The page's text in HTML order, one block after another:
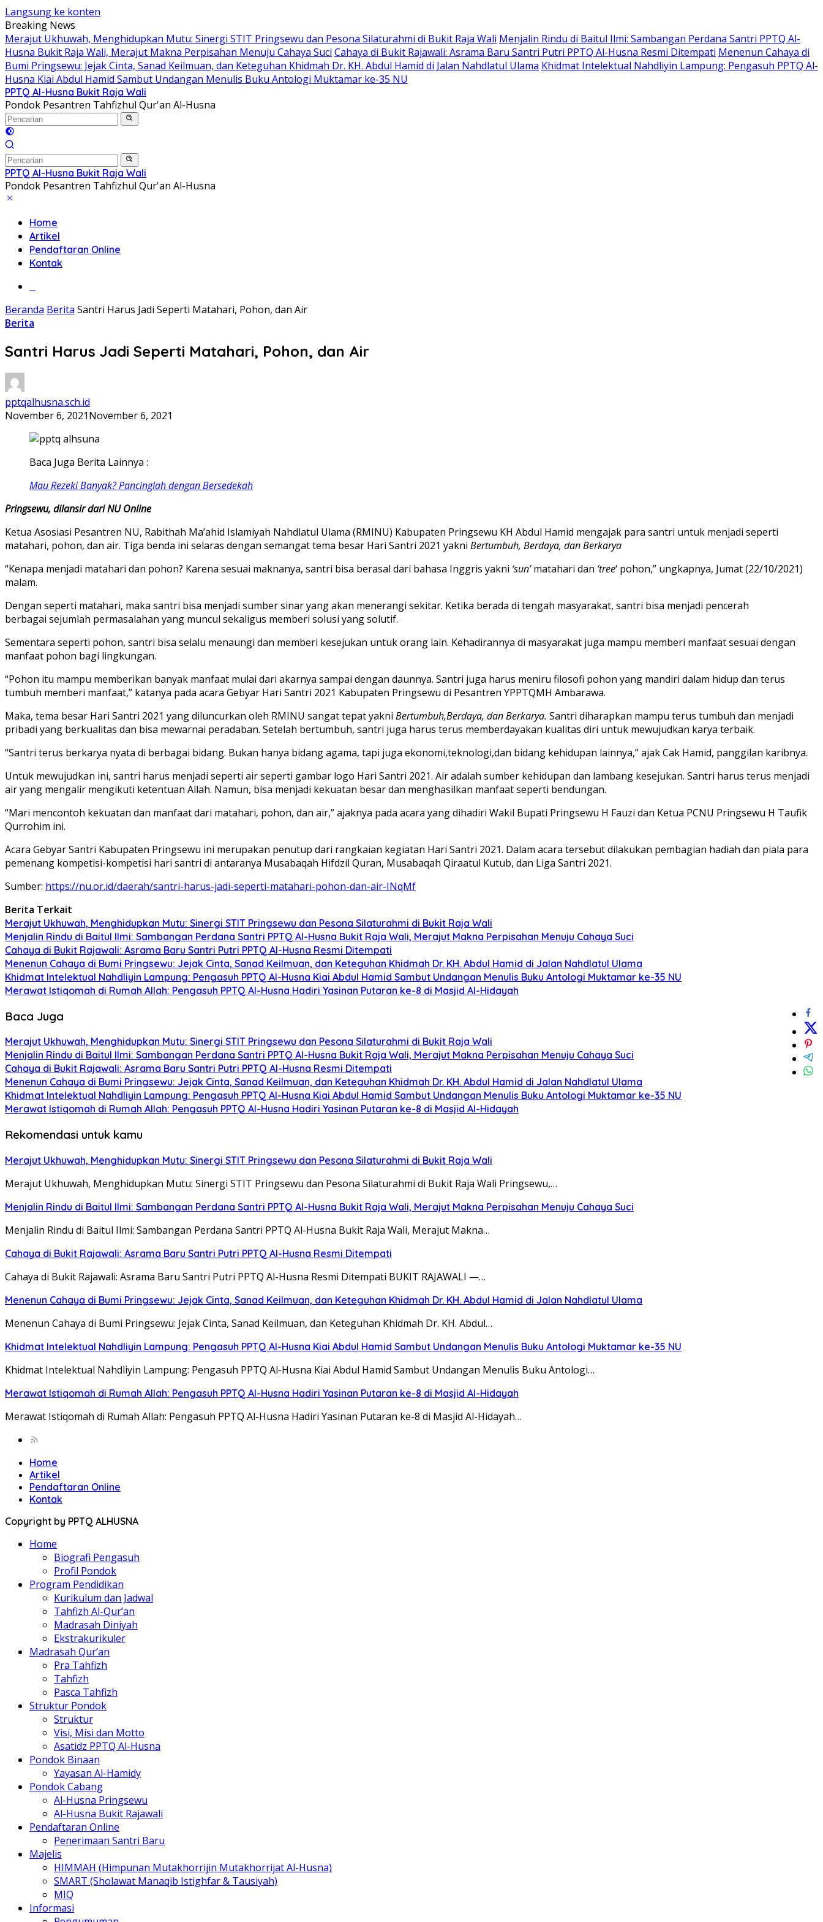
Langsung ke konten
Breaking News
Merajut Ukhuwah, Menghidupkan Mutu: Sinergi STIT Pringsewu dan Pesona Silaturahmi di Bukit Raja Wali Menjalin Rindu di Baitul Ilmi: Sambangan Perdana Santri PPTQ Al-
Husna Bukit Raja Wali, Merajut Makna Perpisahan Menuju Cahaya Suci Cahaya di Bukit Rajawali: Asrama Baru Santri Putri PPTQ Al-Husna Resmi Ditempati Menenun Cahaya di
Bumi Pringsewu: Jejak Cinta, Sanad Keilmuan, dan Keteguhan Khidmah Dr. KH. Abdul Hamid di Jalan Nahdlatul Ulama Khidmat Intelektual Nahdliyin Lampung: Pengasuh PPTQ Al-
Husna Kiai Abdul Hamid Sambut Undangan Menulis Buku Antologi Muktamar ke-35 NU
PPTQ Al-Husna Bukit Raja Wali
Pondok Pesantren Tahfizhul Qur'an Al-Husna
PPTQ Al-Husna Bukit Raja Wali
Pondok Pesantren Tahfizhul Qur'an Al-Husna
Home
Artikel
Pendaftaran Online
Kontak
Beranda Berita Santri Harus Jadi Seperti Matahari, Pohon, dan Air
Berita
Santri Harus Jadi Seperti Matahari, Pohon, dan Air
pptqalhusna.sch.id
November 6, 2021November 6, 2021
Baca Juga Berita Lainnya :
Mau Rezeki Banyak? Pancinglah dengan Bersedekah
Pringsewu, dilansir dari NU Online
Ketua Asosiasi Pesantren NU, Rabithah Ma’ahid Islamiyah Nahdlatul Ulama (RMINU) Kabupaten Pringsewu KH Abdul Hamid mengajak para santri untuk menjadi seperti
matahari, pohon, dan air. Tiga benda ini selaras dengan semangat tema besar Hari Santri 2021 yakni Bertumbuh, Berdaya, dan Berkarya
“Kenapa menjadi matahari dan pohon? Karena sesuai maknanya, santri bisa berasal dari bahasa Inggris yakni ‘sun’matahari dan ‘tree‘ pohon,” ungkapnya, Jumat (22/10/2021)
malam.
Dengan seperti matahari, maka santri bisa menjadi sumber sinar yang akan menerangi sekitar. Ketika berada di tengah masyarakat, santri bisa menjadi pencerah
berbagai sejumlah permasalahan yang muncul sekaligus memberi solusi yang solutif.
Sementara seperti pohon, santri bisa selalu menaungi dan memberi kesejukan untuk orang lain. Kehadirannya di masyarakat juga mampu memberi manfaat sesuai dengan
manfaat pohon bagi lingkungan.
“Pohon itu mampu memberikan banyak manfaat mulai dari akarnya sampai dengan daunnya. Santri juga harus meniru filosofi pohon yang mandiri dalam hidup dan terus
tumbuh memberi manfaat,” katanya pada acara Gebyar Hari Santri 2021 Kabupaten Pringsewu di Pesantren YPPTQMH Ambarawa.
Maka, tema besar Hari Santri 2021 yang diluncurkan oleh RMINU sangat tepat yakni Bertumbuh,Berdaya, dan Berkarya. Santri diharapkan mampu terus tumbuh dan menjadi
pribadi yang berkualitas dan bisa mewarnai peradaban. Setelah bertumbuh, santri juga harus terus memberdayakan kualitas diri untuk mewujudkan karya terbaik.
“Santri terus berkarya nyata di berbagai bidang. Bukan hanya bidang agama, tapi juga ekonomi,teknologi,dan bidang kehidupan lainnya,” ajak Cak Hamid, panggilan karibnya.
Untuk mewujudkan ini, santri harus menjadi seperti air seperti gambar logo Hari Santri 2021. Air adalah sumber kehidupan dan lambang kesejukan. Santri harus terus menjadi
air yang mengalir mengikuti ketentuan Allah. Namun, bisa menjadi kekuatan besar dan menghasilkan manfaat seperti bendungan.
“Mari mencontoh kekuatan dan manfaat dari matahari, pohon, dan air,” ajaknya pada acara yang dihadiri Wakil Bupati Pringsewu H Fauzi dan Ketua PCNU Pringsewu H Taufik
Qurrohim ini.
Acara Gebyar Santri Kabupaten Pringsewu ini merupakan penutup dari rangkaian kegiatan Hari Santri 2021. Dalam acara tersebut dilakukan pembagian hadiah dan piala para
pemenang kompetisi-kompetisi hari santri di antaranya Musabaqah Hifdzil Quran, Musabaqah Qiraatul Kutub, dan Liga Santri 2021.
Sumber: https://nu.or.id/daerah/santri-harus-jadi-seperti-matahari-pohon-dan-air-INqMf
Berita Terkait
Merajut Ukhuwah, Menghidupkan Mutu: Sinergi STIT Pringsewu dan Pesona Silaturahmi di Bukit Raja Wali
Menjalin Rindu di Baitul Ilmi: Sambangan Perdana Santri PPTQ Al-Husna Bukit Raja Wali, Merajut Makna Perpisahan Menuju Cahaya Suci
Cahaya di Bukit Rajawali: Asrama Baru Santri Putri PPTQ Al-Husna Resmi Ditempati
Menenun Cahaya di Bumi Pringsewu: Jejak Cinta, Sanad Keilmuan, dan Keteguhan Khidmah Dr. KH. Abdul Hamid di Jalan Nahdlatul Ulama
Khidmat Intelektual Nahdliyin Lampung: Pengasuh PPTQ Al-Husna Kiai Abdul Hamid Sambut Undangan Menulis Buku Antologi Muktamar ke-35 NU
Merawat Istiqomah di Rumah Allah: Pengasuh PPTQ Al-Husna Hadiri Yasinan Putaran ke-8 di Masjid Al-Hidayah
Baca Juga
Merajut Ukhuwah, Menghidupkan Mutu: Sinergi STIT Pringsewu dan Pesona Silaturahmi di Bukit Raja Wali
Menjalin Rindu di Baitul Ilmi: Sambangan Perdana Santri PPTQ Al-Husna Bukit Raja Wali, Merajut Makna Perpisahan Menuju Cahaya Suci
Cahaya di Bukit Rajawali: Asrama Baru Santri Putri PPTQ Al-Husna Resmi Ditempati
Menenun Cahaya di Bumi Pringsewu: Jejak Cinta, Sanad Keilmuan, dan Keteguhan Khidmah Dr. KH. Abdul Hamid di Jalan Nahdlatul Ulama
Khidmat Intelektual Nahdliyin Lampung: Pengasuh PPTQ Al-Husna Kiai Abdul Hamid Sambut Undangan Menulis Buku Antologi Muktamar ke-35 NU
Merawat Istiqomah di Rumah Allah: Pengasuh PPTQ Al-Husna Hadiri Yasinan Putaran ke-8 di Masjid Al-Hidayah
Rekomendasi untuk kamu
Merajut Ukhuwah, Menghidupkan Mutu: Sinergi STIT Pringsewu dan Pesona Silaturahmi di Bukit Raja Wali
Merajut Ukhuwah, Menghidupkan Mutu: Sinergi STIT Pringsewu dan Pesona Silaturahmi di Bukit Raja Wali Pringsewu,…
Menjalin Rindu di Baitul Ilmi: Sambangan Perdana Santri PPTQ Al-Husna Bukit Raja Wali, Merajut Makna Perpisahan Menuju Cahaya Suci
Menjalin Rindu di Baitul Ilmi: Sambangan Perdana Santri PPTQ Al-Husna Bukit Raja Wali, Merajut Makna…
Cahaya di Bukit Rajawali: Asrama Baru Santri Putri PPTQ Al-Husna Resmi Ditempati
Cahaya di Bukit Rajawali: Asrama Baru Santri Putri PPTQ Al-Husna Resmi Ditempati BUKIT RAJAWALI —…
Menenun Cahaya di Bumi Pringsewu: Jejak Cinta, Sanad Keilmuan, dan Keteguhan Khidmah Dr. KH. Abdul Hamid di Jalan Nahdlatul Ulama
Menenun Cahaya di Bumi Pringsewu: Jejak Cinta, Sanad Keilmuan, dan Keteguhan Khidmah Dr. KH. Abdul…
Khidmat Intelektual Nahdliyin Lampung: Pengasuh PPTQ Al-Husna Kiai Abdul Hamid Sambut Undangan Menulis Buku Antologi Muktamar ke-35 NU
Khidmat Intelektual Nahdliyin Lampung: Pengasuh PPTQ Al-Husna Kiai Abdul Hamid Sambut Undangan Menulis Buku Antologi…
Merawat Istiqomah di Rumah Allah: Pengasuh PPTQ Al-Husna Hadiri Yasinan Putaran ke-8 di Masjid Al-Hidayah
Merawat Istiqomah di Rumah Allah: Pengasuh PPTQ Al-Husna Hadiri Yasinan Putaran ke-8 di Masjid Al-Hidayah…
Home
Artikel
Pendaftaran Online
Kontak
Copyright by PPTQ ALHUSNA
Home
Biografi Pengasuh
Profil Pondok
Program Pendidikan
Kurikulum dan Jadwal
Tahfizh Al-Qur’an
Madrasah Diniyah
Ekstrakurikuler
Madrasah Qur’an
Pra Tahfizh
Tahfizh
Pasca Tahfizh
Struktur Pondok
Struktur
Visi, Misi dan Motto
Asatidz PPTQ Al-Husna
Pondok Binaan
Yayasan Al-Hamidy
Pondok Cabang
Al-Husna Pringsewu
Al-Husna Bukit Rajawali
Pendaftaran Online
Penerimaan Santri Baru
Majelis
HIMMAH (Himpunan Mutakhorrijin Mutakhorrijat Al-Husna)
SMART (Sholawat Manaqib Istighfar & Tausiyah)
MIQ
Informasi